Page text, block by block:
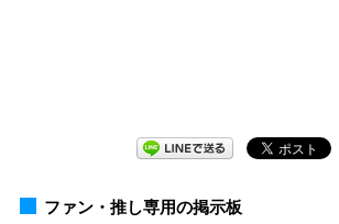
ファン・推し専用の掲示板